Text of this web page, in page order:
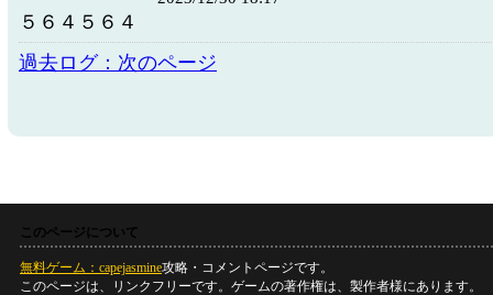
５６４５６４
過去ログ：次のページ
このページについて
無料ゲーム：capejasmine攻略・コメントページです。
このページは、リンクフリーです。ゲームの著作権は、製作者様にあります。